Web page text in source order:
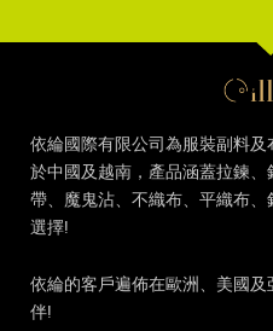
依綸國際有限公司為服裝副料及
於中國及越南，產品涵蓋拉鍊
帶、魔鬼沾、不織布、平織布
選擇!
依綸的客戶遍佈在歐洲、美國
伴!